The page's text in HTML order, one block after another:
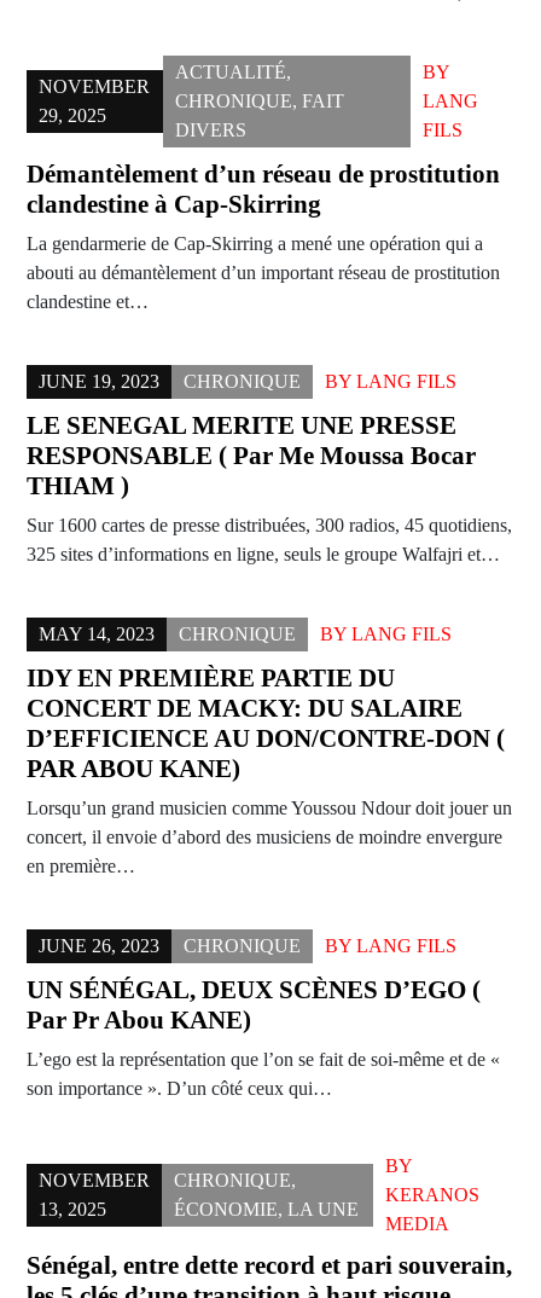
NOVEMBER
29, 2025
ACTUALITÉ,
CHRONIQUE, FAIT
DIVERS
BY
LANG
FILS
Démantèlement d’un réseau de prostitution
clandestine à Cap-Skirring
La gendarmerie de Cap-Skirring a mené une opération qui a
abouti au démantèlement d’un important réseau de prostitution
clandestine et…
JUNE 19, 2023 CHRONIQUE BY LANG FILS
LE SENEGAL MERITE UNE PRESSE
RESPONSABLE ( Par Me Moussa Bocar
THIAM )
Sur 1600 cartes de presse distribuées, 300 radios, 45 quotidiens,
325 sites d’informations en ligne, seuls le groupe Walfajri et…
MAY 14, 2023 CHRONIQUE BY LANG FILS
IDY EN PREMIÈRE PARTIE DU
CONCERT DE MACKY: DU SALAIRE
D’EFFICIENCE AU DON/CONTRE-DON (
PAR ABOU KANE)
Lorsqu’un grand musicien comme Youssou Ndour doit jouer un
concert, il envoie d’abord des musiciens de moindre envergure
en première…
JUNE 26, 2023 CHRONIQUE BY LANG FILS
UN SÉNÉGAL, DEUX SCÈNES D’EGO (
Par Pr Abou KANE)
L’ego est la représentation que l’on se fait de soi-même et de «
son importance ». D’un côté ceux qui…
NOVEMBER
13, 2025
CHRONIQUE,
ÉCONOMIE, LA UNE
BY
KERANOS
MEDIA
Sénégal, entre dette record et pari souverain,